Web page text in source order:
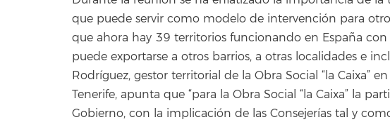
que puede servir como modelo de intervención para
que ahora hay 39 territorios funcionando en España
puede exportarse a otros barrios, a otras localidades e
Rodríguez, gestor territorial de la Obra Social “la Caixa”
Tenerife, apunta que “para la Obra Social “la Caixa” la
Gobierno, con la implicación de las Consejerías tal y